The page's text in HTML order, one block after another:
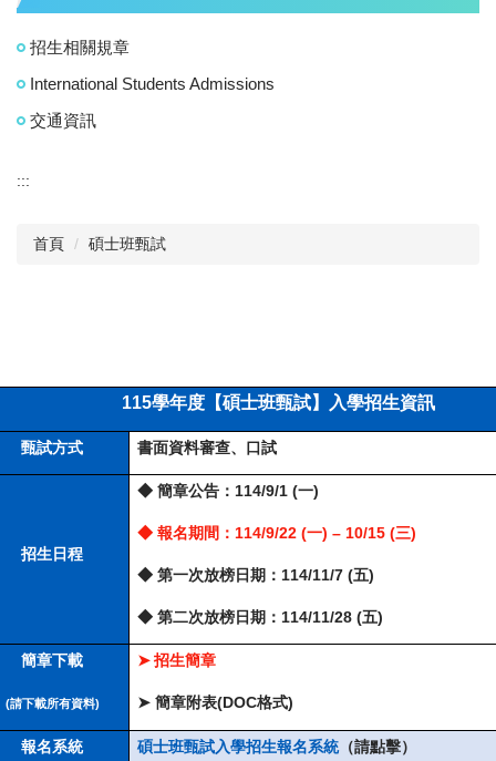
招生相關規章
International Students Admissions
交通資訊
:::
首頁 碩士班甄試
115學年度【碩士班甄試】入學招生資訊
甄試方式 書面資料審查、口試
招生日程
◆ 簡章公告：114/9/1 (一)
◆ 報名期間：114/9/22 (一) – 10/15 (三)
◆ 第一次放榜日期：114/11/7 (五)
◆ 第二次放榜日期：114/11/28 (五)
簡章下載
(請下載所有資料)
➤ 招生簡章
➤ 簡章附表(DOC格式)
報名系統 碩士班甄試入學招生報名系統（請點擊）